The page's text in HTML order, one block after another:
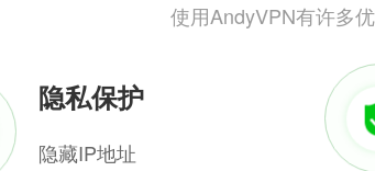
使用AndyVPN有许多
隐私保护
隐藏IP地址